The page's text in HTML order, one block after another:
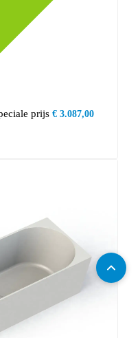
prijs € 3.087,00